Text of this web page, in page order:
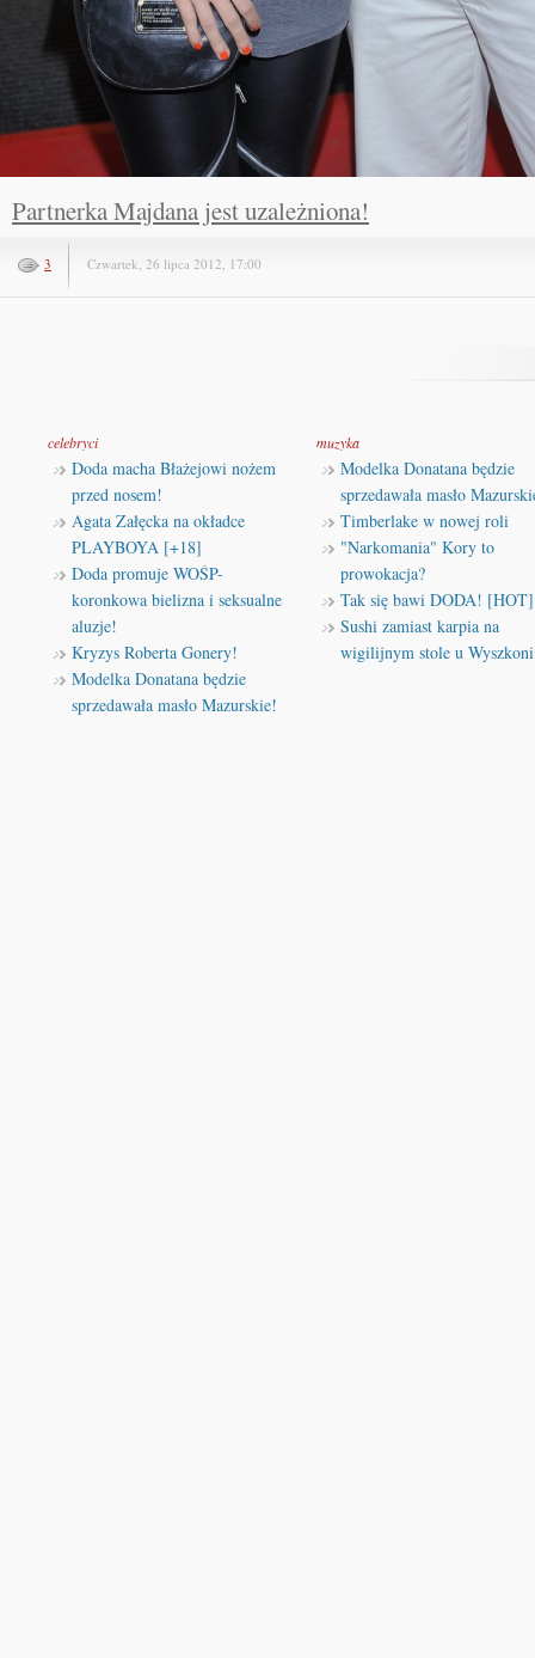
Partnerka Majdana jest uzależniona!
3 Czwartek, 26 lipca 2012, 17:00
celebryci
Doda macha Błażejowi nożem
przed nosem!
Agata Załęcka na okładce
PLAYBOYA [+18]
Doda promuje WOŚP-
koronkowa bielizna i seksualne
aluzje!
Kryzys Roberta Gonery!
Modelka Donatana będzie
sprzedawała masło Mazurskie!
muzyka
Modelka Donatana będzie
sprzedawała masło
Timberlake w nowej roli
"Narkomania" Kory to
prowokacja?
Tak się bawi DODA! [HOT]
Sushi zamiast karpia na
wigilijnym stole u